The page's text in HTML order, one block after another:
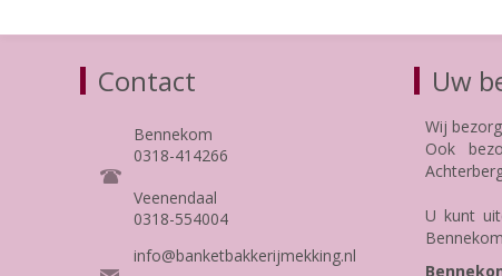
Contact
Bennekom
0318-414266
Veenendaal
0318-554004
info@banketbakkerijmekking.nl
Uw
Wij
Ook
U kunt